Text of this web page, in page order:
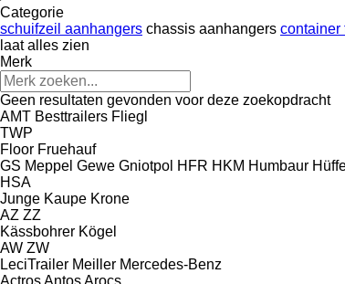
Categorie
schuifzeil aanhangers chassis aanhangers container
laat alles zien
Merk
Geen resultaten gevonden voor deze zoekopdracht
AMT Besttrailers Fliegl
TWP
Floor Fruehauf
GS Meppel Gewe Gniotpol HFR HKM Humbaur
HSA
Junge Kaupe Krone
AZ ZZ
Kässbohrer Kögel
AW ZW
LeciTrailer Meiller Mercedes-Benz
ActrosAntosArocs